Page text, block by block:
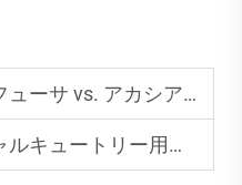
：ビジネス向けプレミアムカッティングボードの選び方
な板が食事体験をより良くする理由